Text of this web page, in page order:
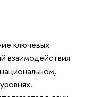
ключевых
взаимодействия